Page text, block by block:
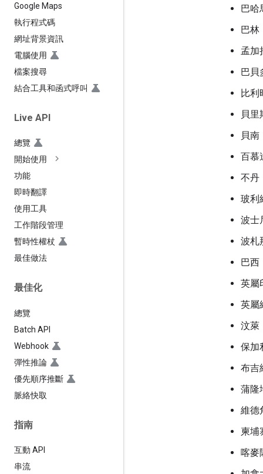
Google Maps
執行程式碼
網址背景資訊
電腦使用
檔案搜尋
結合工具和函式呼叫
Live API
總覽
開始使用
功能
即時翻譯
使用工具
工作階段管理
暫時性權杖
最佳做法
最佳化
總覽
Batch API
Webhook
彈性推論
優先順序推斷
脈絡快取
指南
互動 API
串流
巴哈
巴林
孟加
巴貝
比利
貝里
貝南
百慕
不丹
玻利
波士
波札
巴西
英屬
英屬
汶萊
保加
布吉
蒲隆
維德
柬埔
喀麥